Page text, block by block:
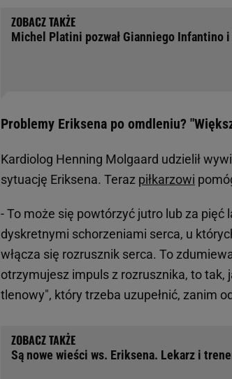
Michel Platini pozwał Gianniego Infantino i
Problemy Eriksena po omdleniu?
Kardiolog Henning Molgaard udzielił
sytuację Eriksena. Teraz piłkarzowi
- To może się powtórzyć jutro lub za pięć
dyskretnymi schorzeniami serca, u
włącza się rozrusznik serca. To
otrzymujesz impuls z rozrusznika, to tak,
tlenowy", który trzeba uzupełnić, zanim
Są nowe wieści ws. Eriksena. Lekarz i